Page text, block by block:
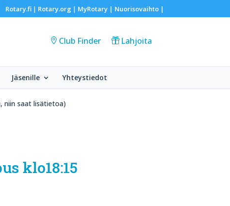
Rotary.fi| Rotary.org | MyRotary | Nuorisovaihto|
Club Finder Lahjoita
Jäsenille Yhteystiedot
niin saat lisätietoa)
klo18:15